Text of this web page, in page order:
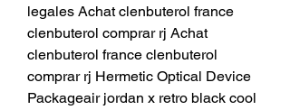
legales Achat clenbuterol france
clenbuterol comprar rj Achat
clenbuterol france clenbuterol
comprar rj Hermetic Optical Device
Packageair jordan x retro black cool